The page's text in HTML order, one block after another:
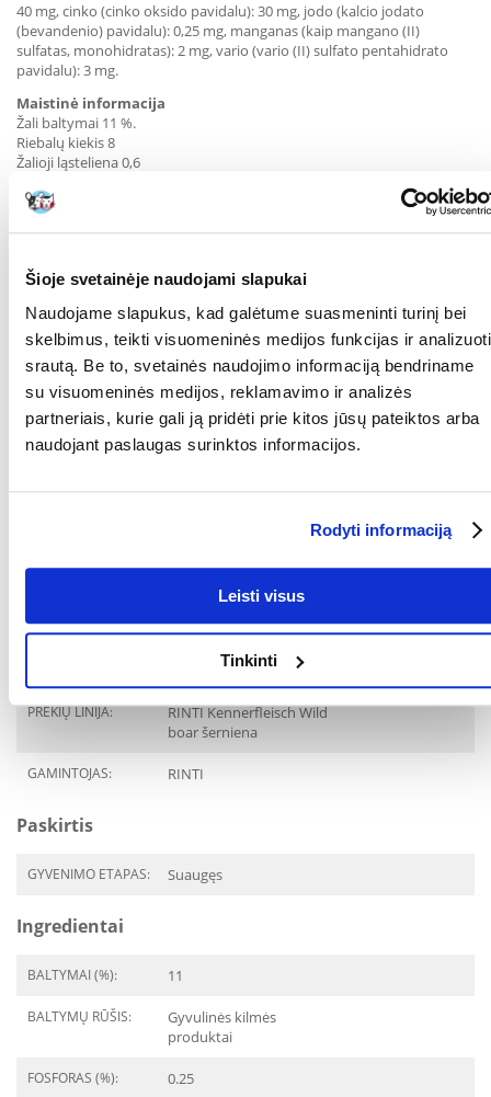
Šioje svetainėje naudojami slapukai
Naudojame slapukus, kad galėtume suasmeninti turinį bei
skelbimus, teikti visuomeninės medijos funkcijas ir analizuoti
srautą. Be to, svetainės naudojimo informaciją bendriname
su visuomeninės medijos, reklamavimo ir analizės
partneriais, kurie gali ją pridėti prie kitos jūsų pateiktos arba
naudojant paslaugas surinktos informacijos.
Rodyti informaciją
Leisti visus
Tinkinti
40 mg, cinko (cinko oksido pavidalu): 30 mg, jodo (kalcio jodato
(bevandenio) pavidalu): 0,25 mg, manganas (kaip mangano (II)
sulfatas, monohidratas): 2 mg, vario (vario (II) sulfato pentahidrato
pavidalu): 3 mg.
Maistinė informacija
Žali baltymai 11 %.
Riebalų kiekis 8
Žalioji ląsteliena 0,6
Drėgmės kiekis 77
Maitinimo rekomendacijos
Šuns svoris:
8 kg: apie 400 g per dieną
20 kg: apie 800 g per dieną
52 kg: apie 1600 g per dieną
Paros poreikis priklauso nuo amžiaus, aktyvumo ir veislės. Visada
pasirūpinkite pakankamu kiekiu šviežio geriamojo vandens.
Parametrai
PREKIŲ LINIJA:
RINTI Kennerfleisch Wild
boar šerniena
GAMINTOJAS: RINTI
Paskirtis
GYVENIMO ETAPAS: Suaugęs
Ingredientai
BALTYMAI (%): 11
BALTYMŲ RŪŠIS:
Gyvulinės kilmės
produktai
FOSFORAS (%): 0.25